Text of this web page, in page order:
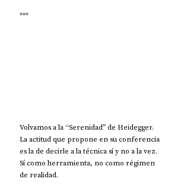
***
Volvamos a la “Serenidad” de Heidegger.
La actitud que propone en su conferencia
es la de decirle a la técnica sí y no a la vez.
Sí como herramienta, no como régimen
de realidad.